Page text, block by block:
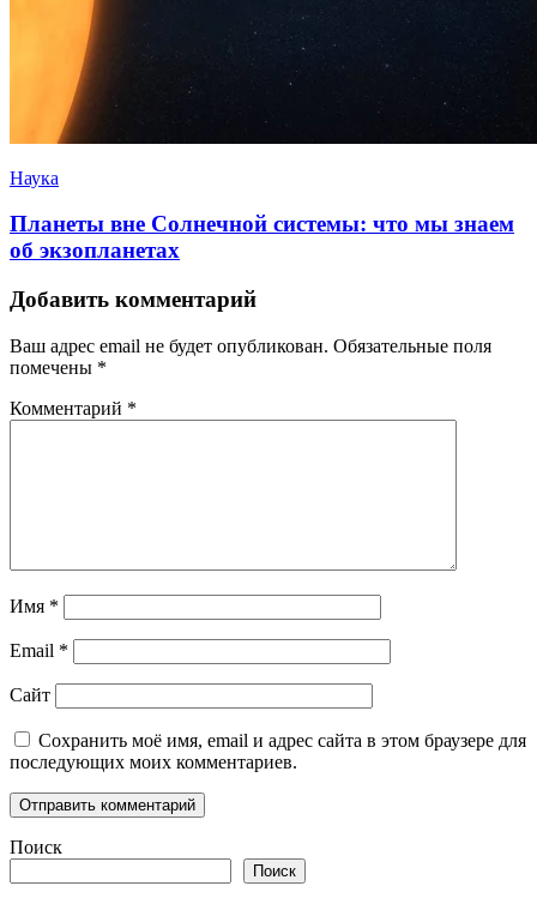
Наука
Планеты вне Солнечной системы: что мы знаем
об экзопланетах
Добавить комментарий
Ваш адрес email не будет опубликован. Обязательные поля
помечены *
Комментарий *
Имя *
Email *
Сайт
Сохранить моё имя, email и адрес сайта в этом браузере для
последующих моих комментариев.
Поиск
Поиск